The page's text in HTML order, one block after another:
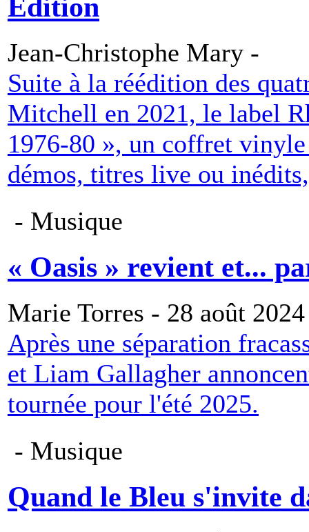
Édition
Jean-Christophe Mary -
Suite à la réédition des
Mitchell en 2021, le label
1976-80 », un coffret
démos, titres live ou
- Musique
« Oasis » revient et...
Marie Torres - 28 août 2024
Après une séparation
et Liam Gallagher
tournée pour l'été 2025.
- Musique
Quand le Bleu s'invite